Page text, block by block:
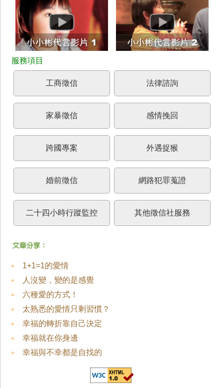
工商徵信 法律諮詢
家暴徵信 感情挽回
跨國專案 外遇捉猴
婚前徵信 網路犯罪蒐證
二十四小時行蹤監控 其他徵信社服務
1+1=1的愛情
人沒變，變的是感覺
六種愛的方式！
太熟悉的愛情只剩習慣？
幸福的轉折靠自己決定
幸福就在你身邊
幸福與不幸都是自找的